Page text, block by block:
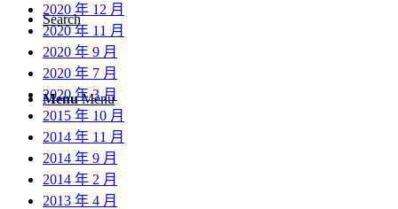
Search
Menu Menu
2020 年 12 月
2020 年 11 月
2020 年 9 月
2020 年 7 月
2020 年 3 月
2015 年 10 月
2014 年 11 月
2014 年 9 月
2014 年 2 月
2013 年 4 月